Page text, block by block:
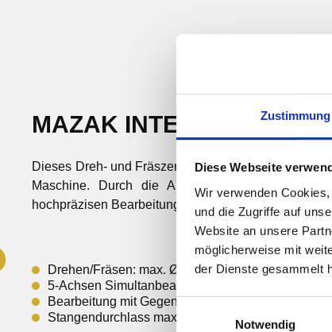
Zustimmung
Diese Webseite
Wir verwenden
und die Zugriffe auf
Website an unsere
möglicherweise mit
der Dienste gesammelt
Einwilligungsauswahl
Notwendig
MAZAK INTEGREX I-400ST
Dieses Dreh- und Fräszentrum ist ausgestattet mit
Maschine. Durch die Automatisierung dieses
hochpräzisen Bearbeitung der Bauteile eine
Drehen/Fräsen: max. Ø500 x 850mm
5-Achsen Simultanbearbeitung
Bearbeitung mit Gegenspindel
Stangendurchlass max. Ø102mm